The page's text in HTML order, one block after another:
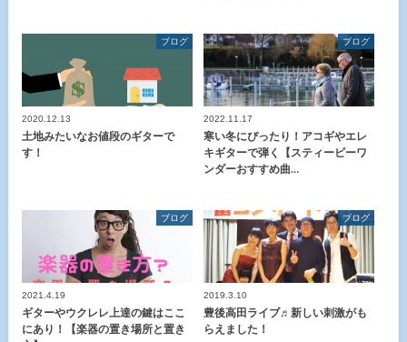
ブログ
2020.12.13
土地みたいなお値段のギターで
す！
ブログ
2022.11.17
寒い冬にぴったり！アコギやエレ
キギターで弾く【スティービーワ
ンダーおすすめ曲…
ブログ
2021.4.19
ギターやウクレレ上達の鍵はここ
にあり！【楽器の置き場所と置き
ブログ
2019.3.10
豊後高田ライブ♬新しい刺激がも
らえました！